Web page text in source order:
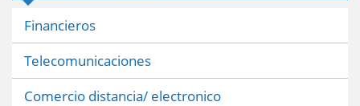
Financieros
Telecomunicaciones
Comercio distancia/ electronico